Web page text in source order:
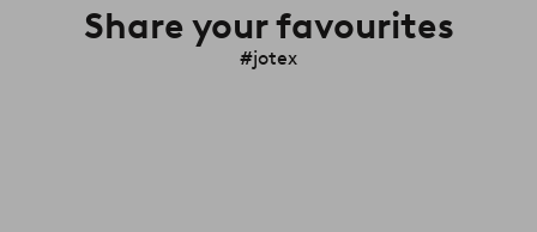
Share your favourites
#jotex